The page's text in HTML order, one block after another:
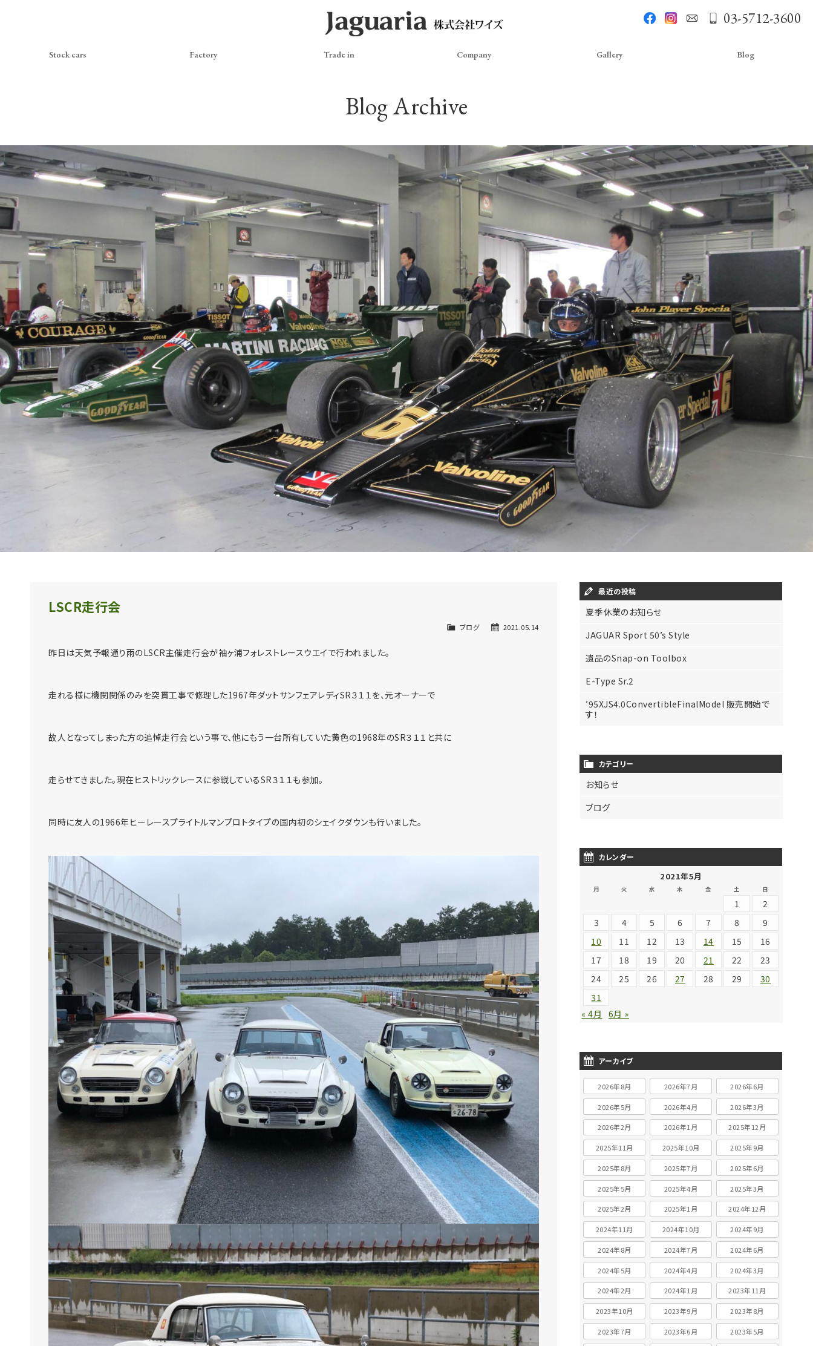
Stock cars Factory Trade in Company Gallery Blog
Blog Archive
LSCR走行会
2021.05.14
ブログ
昨日は天気予報通り雨のLSCR主催走行会が袖ヶ浦フォレストレースウエイで行われました。
走れる様に機関関係のみを突貫工事で修理した1967年ダットサンフェアレディSR３１１を、元オーナーで
故人となってしまった方の追悼走行会という事で、他にもう一台所有していた黄色の1968年のSR３１１と共に
走らせてきました。現在ヒストリックレースに参戦しているSR３１１も参加。
同時に友人の1966年ヒーレースプライトルマンプロトタイプの国内初のシェイクダウンも行いました。
最近の投稿
夏季休業のお知らせ
JAGUAR Sport 50’s Style
遺品のSnap-on Toolbox
E-Type Sr.2
’95XJS4.0ConvertibleFinalModel 販売開始で
す！
カテゴリー
お知らせ
ブログ
カレンダー
2021年5月
月 火 水 木 金 土 日
1
2
3
4 5 6 7 8
9
10
11 12 13 14 15
16
17
18 19 20 21 22
23
24
25 26 27 28 29
30
31
« 4月
6月 »
アーカイブ
2026年8月 2026年7月 2026年6月
2026年5月 2026年4月 2026年3月
2026年2月 2026年1月 2025年12月
2025年11月 2025年10月 2025年9月
2025年8月 2025年7月 2025年6月
2025年5月 2025年4月 2025年3月
2025年2月 2025年1月 2024年12月
2024年11月 2024年10月 2024年9月
2024年8月 2024年7月 2024年6月
2024年5月 2024年4月 2024年3月
2024年2月 2024年1月 2023年11月
2023年10月 2023年9月 2023年8月
2023年7月 2023年6月 2023年5月
03-5712-3600